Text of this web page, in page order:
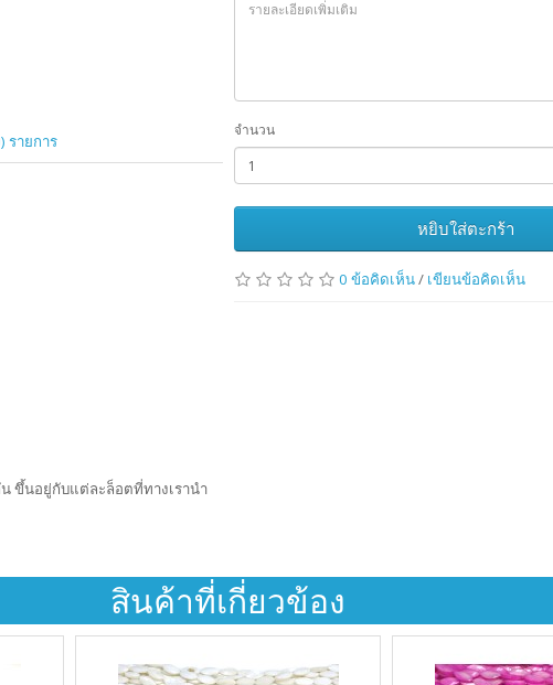
รายการ
ขึ้นอยู่กับแต่ละล็อตที่ทางเรานำ
จำนวน
หยิบใส่ตะกร้า
0 ข้อคิดเห็น/ เขียนข้อคิดเห็น
สินค้าที่เกี่ยวข้อง